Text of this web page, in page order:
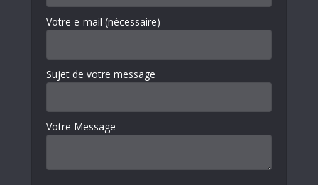
Votre e-mail (nécessaire)
Sujet de votre message
Votre Message